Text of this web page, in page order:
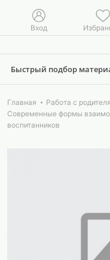
Вход
Быстрый подбор
Главная
Работа с
Современные формы
воспитанников